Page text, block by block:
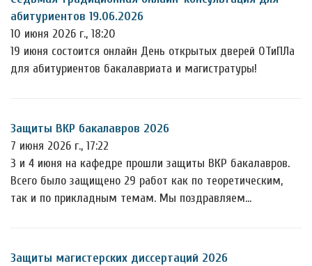
абитуриентов 19.06.2026
10 июня 2026 г., 18:20
19 июня состоится онлайн День открытых дверей ОТиПЛа
для абитуриентов бакалавриата и магистратуры!
Защиты ВКР бакалавров 2026
7 июня 2026 г., 17:22
3 и 4 июня на кафедре прошли защиты ВКР бакалавров.
Всего было защищено 29 работ как по теоретическим,
так и по прикладным темам. Мы поздравляем…
Защиты магистерских диссертаций 2026